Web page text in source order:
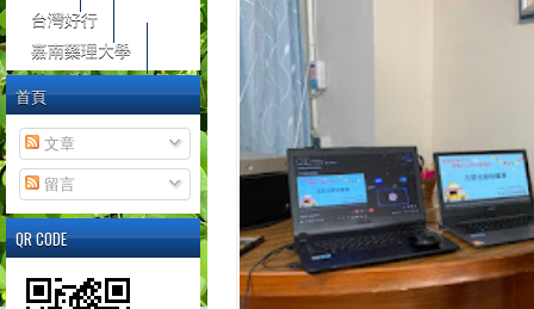
台灣好行
嘉南藥理大學
首頁
文章
留言
QR CODE